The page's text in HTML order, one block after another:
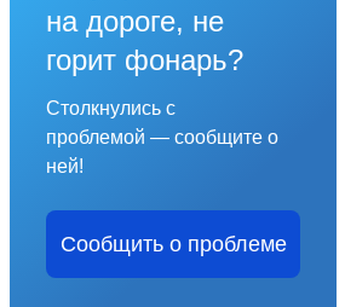
на дороге, не
горит фонарь?
Столкнулись с
проблемой — сообщите о
ней!
Сообщить о проблеме